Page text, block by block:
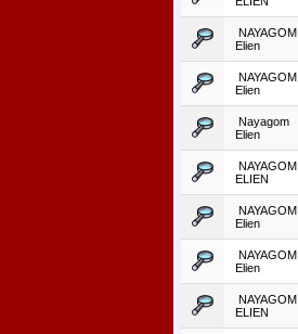
NAYAGOM
Elien
NAYAGOM
Elien
Nayagom
Elien
NAYAGOM
ELIEN
NAYAGOM
Elien
NAYAGOM
Elien
NAYAGOM
ELIEN